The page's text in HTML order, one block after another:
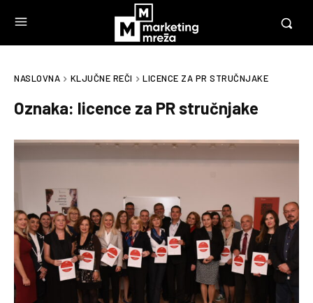
NASLOVNA KLJUČNE REČI LICENCE ZA PR STRUČNJAKE
Oznaka: licence za PR stručnjake